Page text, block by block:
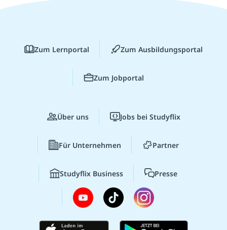
Zum Lernportal Zum Ausbildungsportal
Zum Jobportal
Über uns Jobs bei Studyflix
Für Unternehmen Partner
Studyflix Business Presse